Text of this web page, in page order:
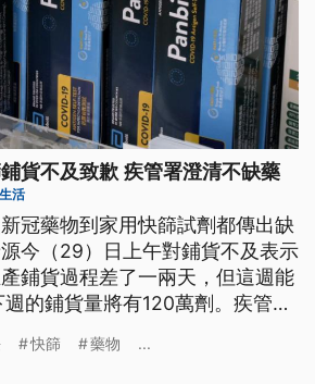
貨不及致歉 疾管署澄清不缺藥
生活
冠藥物到家用快篩試劑都傳出缺
今（29）日上午對鋪貨不及表示
鋪貨過程差了一兩天，但這週能
的鋪貨量將有120萬劑。疾管署
一線最常使用的口服藥物「倍拉
快篩 藥物 ...